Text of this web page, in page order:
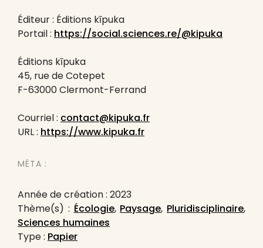
Éditeur : Éditions kīpuka
Portail : https://social.sciences.re/@kipuka
Éditions kīpuka
45, rue de Cotepet
F-63000 Clermont-Ferrand
Courriel : contact@kipuka.fr
URL : https://www.kipuka.fr
MÉTA :
Année de création : 2023
Thème(s) : Écologie, Paysage, Pluridisciplinaire,
Sciences humaines
Type : Papier